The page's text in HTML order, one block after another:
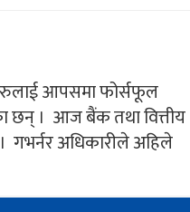
आपसमा फोर्सफूल
छन् । आज बैंक तथा वित्तीय
गभर्नर अधिकारीले अहिले